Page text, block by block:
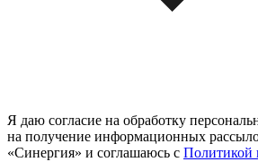
Я даю согласие на обработку
на получение информационных
«Синергия» и соглашаюсь c Политикой